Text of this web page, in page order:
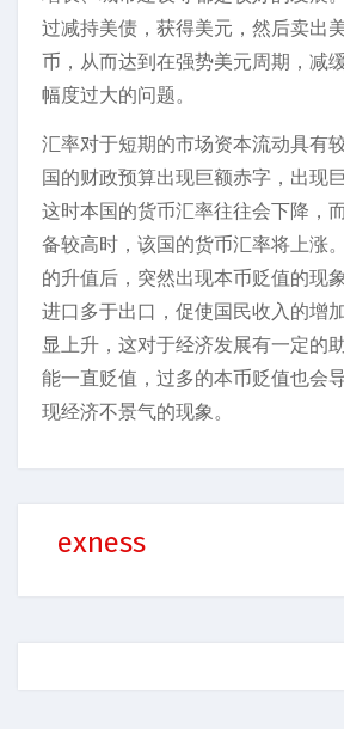
过减持美债，获得美元，然后卖出
币，从而达到在强势美元周期，减
幅度过大的问题。
汇率对于短期的市场资本流动具有
国的财政预算出现巨额赤字，出现
这时本国的货币汇率往往会下降，
备较高时，该国的货币汇率将上涨
的升值后，突然出现本币贬值的现
进口多于出口，促使国民收入的增
显上升，这对于经济发展有一定的
能一直贬值，过多的本币贬值也会
现经济不景气的现象。
exness